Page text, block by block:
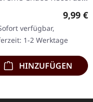
im Jewelcase mit 12-
Booklet. Im
Jahr nach der
unter…
9,99 €
verfügbar,
1-2 Werktage
HINZUFÜGEN